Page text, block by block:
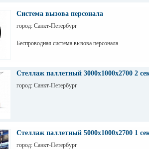
Система вызова персонала
город: Санкт-Петербург
Беспроводная система вызова персонала
Стеллаж паллетный 3000х1000х2700 2
город: Санкт-Петербург
Стеллаж паллетный 5000х1000х2700 1
город: Санкт-Петербург